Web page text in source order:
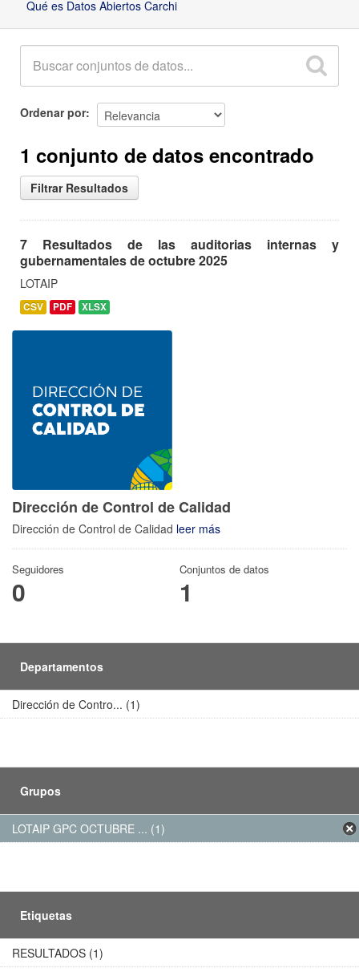
Qué es Datos Abiertos Carchi
Ordenar por
1 conjunto de datos encontrado
Filtrar Resultados
7 Resultados de las auditorias internas y
gubernamentales de octubre 2025
LOTAIP
CSV PDF XLSX
Dirección de Control de Calidad
Dirección de Control de Calidad leer más
Seguidores
0
Conjuntos de datos
1
Departamentos
Dirección de Contro... (1)
Grupos
LOTAIP GPC OCTUBRE ... (1)
Etiquetas
RESULTADOS (1)